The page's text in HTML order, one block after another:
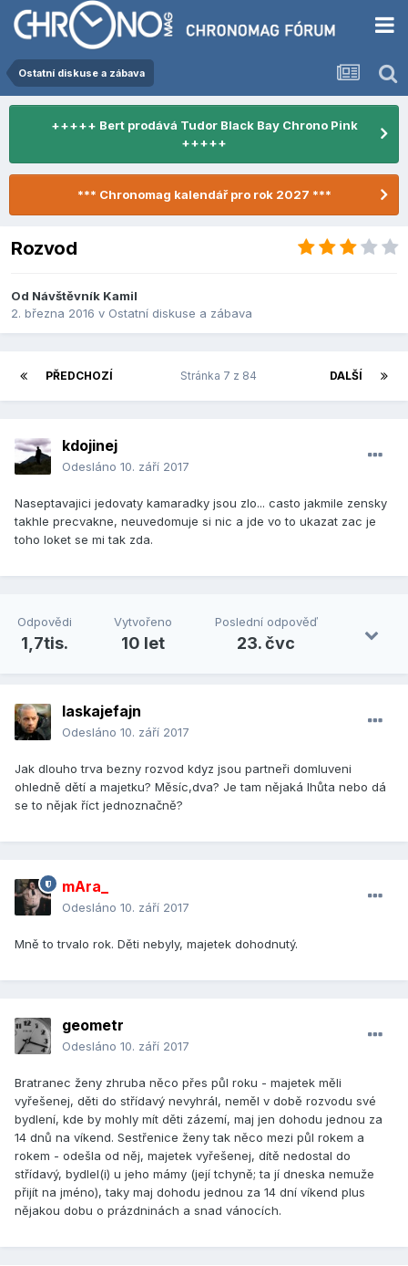
Ostatní diskuse a zábava
+++++ Bert prodává Tudor Black Bay Chrono Pink
+++++
*** Chronomag kalendář pro rok 2027 ***
Rozvod
Od Návštěvník Kamil
2. března 2016 v Ostatní diskuse a zábava
PŘEDCHOZÍ DALŠÍ
Stránka 7 z 84
kdojinej
Odesláno 10. září 2017
Naseptavajici jedovaty kamaradky jsou zlo... casto jakmile zensky
takhle precvakne, neuvedomuje si nic a jde vo to ukazat zac je
toho loket se mi tak zda.
Odpovědi
1,7tis.
Vytvořeno
10 let
Poslední odpověď
23. čvc
laskajefajn
Odesláno 10. září 2017
Jak dlouho trva bezny rozvod kdyz jsou partneři domluveni
ohledně dětí a majetku? Měsíc,dva? Je tam nějaká lhůta nebo dá
se to nějak říct jednoznačně?
mAra_
Odesláno 10. září 2017
Mně to trvalo rok. Děti nebyly, majetek dohodnutý.
geometr
Odesláno 10. září 2017
Bratranec ženy zhruba něco přes půl roku - majetek měli
vyřešenej, děti do střídavý nevyhrál, neměl v době rozvodu své
bydlení, kde by mohly mít děti zázemí, maj jen dohodu jednou za
14 dnů na víkend. Sestřenice ženy tak něco mezi půl rokem a
rokem - odešla od něj, majetek vyřešenej, dítě nedostal do
střídavý, bydlel(i) u jeho mámy (její tchyně; ta jí dneska nemuže
přijít na jméno), taky maj dohodu jednou za 14 dní víkend plus
nějakou dobu o prázdninách a snad vánocích.